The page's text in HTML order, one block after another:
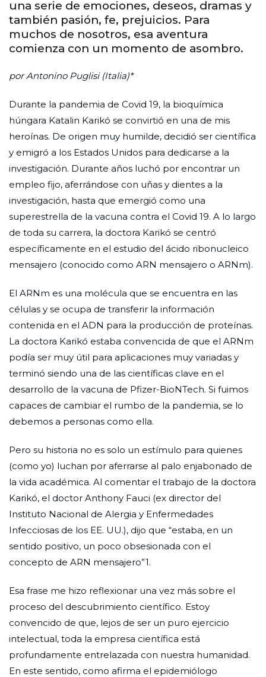
una serie de emociones, deseos, dramas y
también pasión, fe, prejuicios. Para
muchos de nosotros, esa aventura
comienza con un momento de asombro.
por Antonino Puglisi (Italia)*
Durante la pandemia de Covid 19, la bioquímica
húngara Katalin Karikó se convirtió en una de mis
heroínas. De origen muy humilde, decidió ser científica
y emigró a los Estados Unidos para dedicarse a la
investigación. Durante años luchó por encontrar un
empleo fijo, aferrándose con uñas y dientes a la
investigación, hasta que emergió como una
superestrella de la vacuna contra el Covid 19. A lo largo
de toda su carrera, la doctora Karikó se centró
específicamente en el estudio del ácido ribonucleico
mensajero (conocido como ARN mensajero o ARNm).
El ARNm es una molécula que se encuentra en las
células y se ocupa de transferir la información
contenida en el ADN para la producción de proteínas.
La doctora Karikó estaba convencida de que el ARNm
podía ser muy útil para aplicaciones muy variadas y
terminó siendo una de las científicas clave en el
desarrollo de la vacuna de Pfizer-BioNTech. Si fuimos
capaces de cambiar el rumbo de la pandemia, se lo
debemos a personas como ella.
Pero su historia no es solo un estímulo para quienes
(como yo) luchan por aferrarse al palo enjabonado de
la vida académica. Al comentar el trabajo de la doctora
Karikó, el doctor Anthony Fauci (ex director del
Instituto Nacional de Alergia y Enfermedades
Infecciosas de los EE. UU.), dijo que “estaba, en un
sentido positivo, un poco obsesionada con el
concepto de ARN mensajero”1.
Esa frase me hizo reflexionar una vez más sobre el
proceso del descubrimiento científico. Estoy
convencido de que, lejos de ser un puro ejercicio
intelectual, toda la empresa científica está
profundamente entrelazada con nuestra humanidad.
En este sentido, como afirma el epidemiólogo